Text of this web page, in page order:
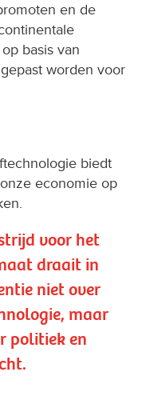
en de
basis van
worden voor
biedt
economie op
voor het
draait in
niet over
maar
politiek en